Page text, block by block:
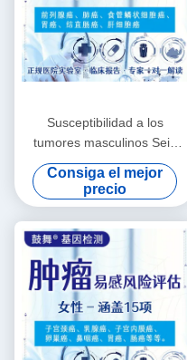
Susceptibilidad a los
tumores masculinos Seis
evaluaciones de riesgos
Servicios de pruebas
genéticas
Consiga el mejor
precio